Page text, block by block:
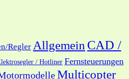
Regler Allgemein CAD /
/ Hotliner Fernsteuerungen
Multicopter